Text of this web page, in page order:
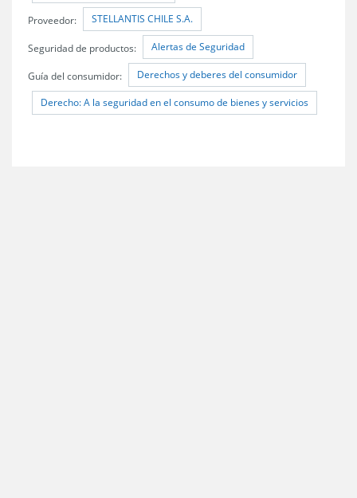
Proveedor: STELLANTIS CHILE S.A.
Seguridad de productos: Alertas de Seguridad
Guía del consumidor: Derechos y deberes del consumidor
Derecho: A la seguridad en el consumo de bienes y servicios